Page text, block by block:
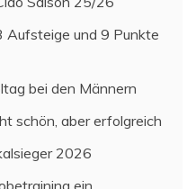
Aufsteige und 9 Punkte
bei den Männern
schön, aber erfolgreich
2026
ein